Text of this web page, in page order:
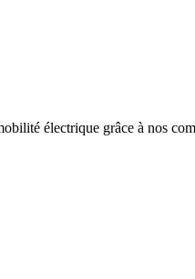
électrique grâce à nos